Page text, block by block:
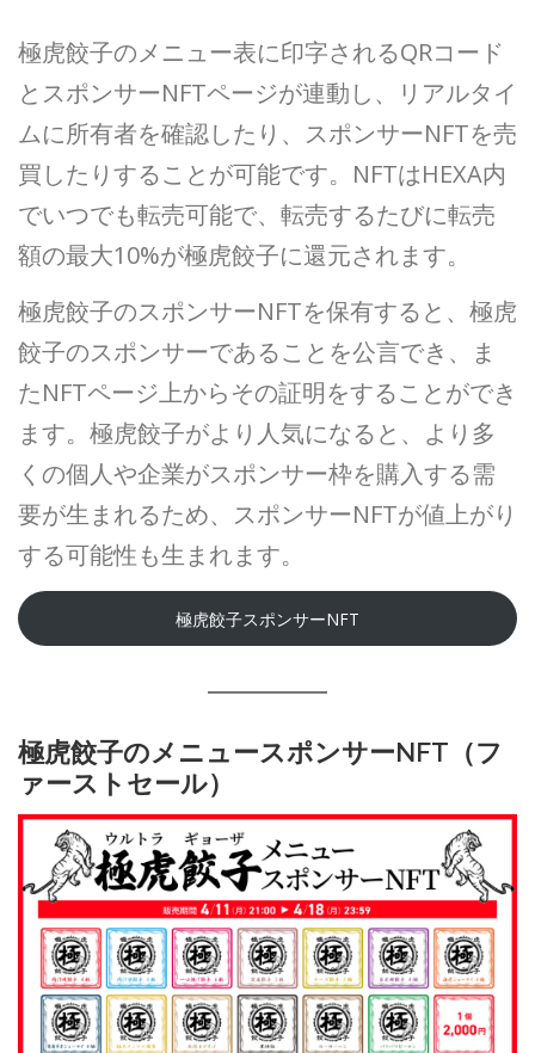
極虎餃子のメニュー表に印字されるQRコード
とスポンサーNFTページが連動し、リアルタイ
ムに所有者を確認したり、スポンサーNFTを売
買したりすることが可能です。NFTはHEXA内
でいつでも転売可能で、転売するたびに転売
額の最大10%が極虎餃子に還元されます。
極虎餃子のスポンサーNFTを保有すると、極虎
餃子のスポンサーであることを公言でき、ま
たNFTページ上からその証明をすることができ
ます。極虎餃子がより人気になると、より多
くの個人や企業がスポンサー枠を購入する需
要が生まれるため、スポンサーNFTが値上がり
する可能性も生まれます。
極虎餃子スポンサーNFT
極虎餃子のメニュースポンサーNFT（フ
ァーストセール）